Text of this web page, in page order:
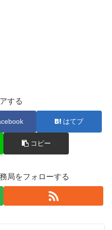
する
はてブ
コピー
局をフォローする